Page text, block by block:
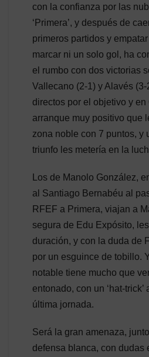
con la confianza por las
‘Primera’, y después de
primeros partidos y
marcar ni un solo gol, ha
el rumbo con dos victorias
Vallecano (2-1) y Alavés
directos por el objetivo y
arranque muy positivo que
zona noble con 7 puntos, y
triunfo les metería en la
Los de Manolo González,
al Santiago Bernabéu al
RFEF a Primera, viajan a
segura de Edu Expósito,
duración, y con la duda de
por un esguince de tobillo.
notable tiene mucho que
entonado, con un ‘hat-
última jornada.
Será la gran amenaza,
defensa blanca, con dudas